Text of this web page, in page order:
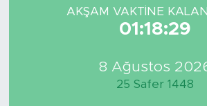
AKŞAM VAKTINE
01:18:29
8 Ağustos
25 Safer 1448
FİNANS
Süper Lig Puan Durumu ve
Son Dakika Haberleri